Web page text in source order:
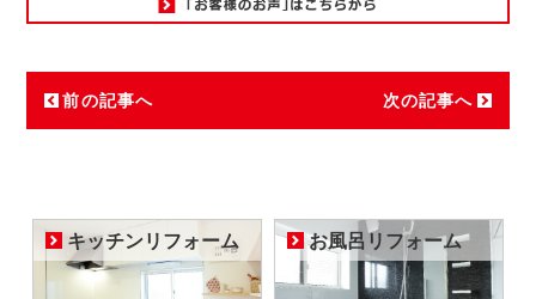
前の記事へ 次の記事へ
キッチンリフォーム お風呂リフォーム